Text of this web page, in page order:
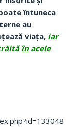
întuneca
au
viaţa, iar
înacele